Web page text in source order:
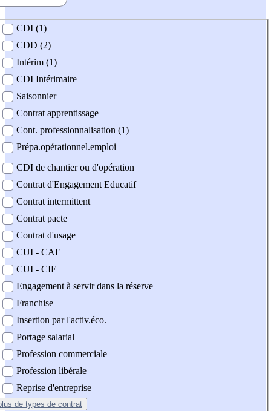
contrat
CDI (1)
CDD (2)
Intérim (1)
CDI Intérimaire
Saisonnier
Contrat apprentissage
Cont. professionnalisation (1)
Prépa.opérationnel.emploi
CDI de chantier ou d'opération
Contrat d'Engagement Educatif
Contrat intermittent
Contrat pacte
Contrat d'usage
CUI - CAE
CUI - CIE
Engagement à servir dans la réserve
Franchise
Insertion par l'activ.éco.
Portage salarial
Profession commerciale
Profession libérale
Reprise d'entreprise
de types de contrat